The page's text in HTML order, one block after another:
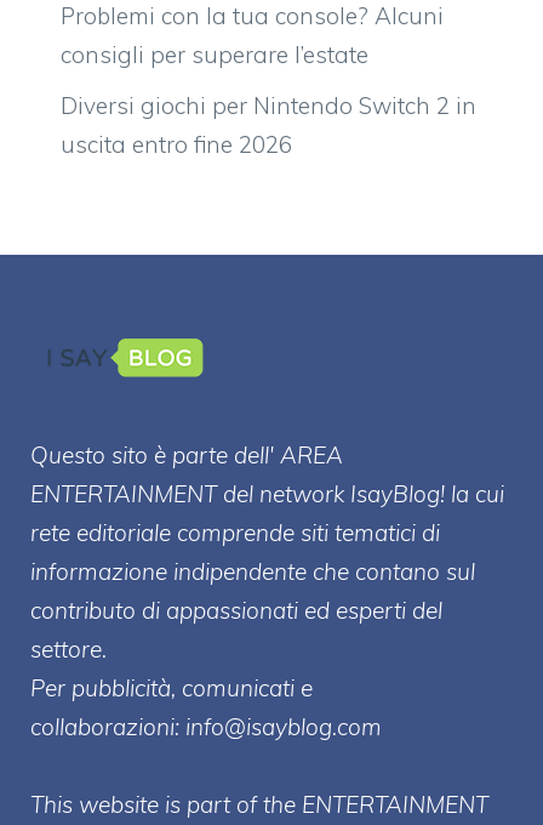
Problemi con la tua console? Alcuni
consigli per superare l’estate
Diversi giochi per Nintendo Switch 2 in
uscita entro fine 2026
Questo sito è parte dell' AREA
ENTERTAINMENT del network IsayBlog! la cui
rete editoriale comprende siti tematici di
informazione indipendente che contano sul
contributo di appassionati ed esperti del
settore.
Per pubblicità, comunicati e
collaborazioni: info@isayblog.com
This website is part of the ENTERTAINMENT